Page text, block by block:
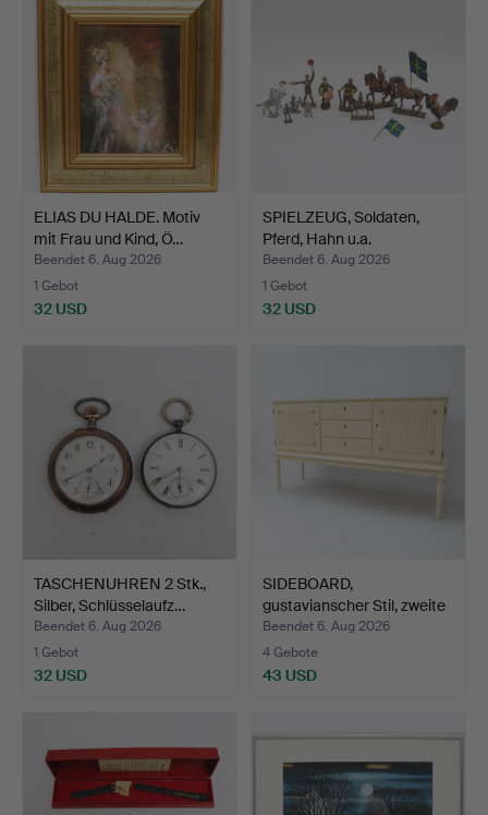
ELIAS DU HALDE. Motiv
mit Frau und Kind, Ö…
Beendet 6. Aug 2026
1 Gebot
32 USD
SPIELZEUG, Soldaten,
Pferd, Hahn u.a.
Beendet 6. Aug 2026
1 Gebot
32 USD
TASCHENUHREN 2 Stk.,
Silber, Schlüsselaufz…
Beendet 6. Aug 2026
1 Gebot
32 USD
SIDEBOARD,
gustavianscher Stil, zweite
Häl…
Beendet 6. Aug 2026
4 Gebote
43 USD